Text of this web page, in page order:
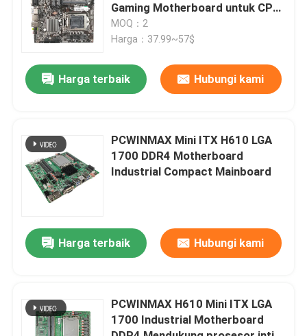
Video
Tentang kami
Kontrol kualitas
Hubungi kami
Permintaan Penawaran
Kartu Grafis Penambangan
Gaming Motherboard untuk CPU
Generasi Ke-4 ke-5
MOQ：2
Harga：37.99~57$
Harga terbaik Hubungi kami
PCWINMAX Mini ITX H610 LGA
1700 DDR4 Motherboard
Industrial Compact Mainboard
Harga terbaik Hubungi kami
PCWINMAX H610 Mini ITX LGA
1700 Industrial Motherboard